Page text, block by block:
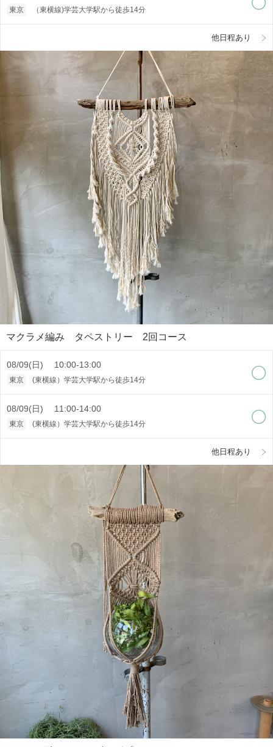
東京 （東横線)学芸大学駅から徒歩14分
他日程あり
マクラメ編み タペストリー 2回コース
08/09(日) 10:00-13:00
東京 (東横線）学芸大学駅から徒歩14分
08/09(日) 11:00-14:00
東京 (東横線）学芸大学駅から徒歩14分
他日程あり